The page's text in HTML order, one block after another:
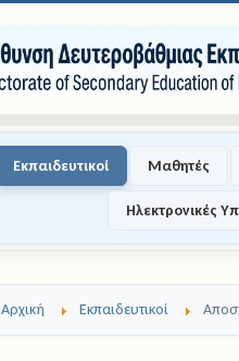
Εκπαιδευτικοί Μαθητές
Ηλεκτρονικές
Αρχική Εκπαιδευτικοί